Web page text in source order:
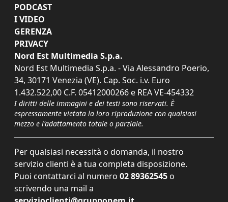
PODCAST
I VIDEO
GERENZA
PRIVACY
Nord Est Multimedia S.p.a.
Nord Est Multimedia S.p.a. - Via Alessandro Poerio,
34, 30171 Venezia (VE). Cap. Soc. i.v. Euro
1.432.522,00 C.F. 05412000266 e REA VE-454332
I diritti delle immagini e dei testi sono riservati. È
espressamente vietata la loro riproduzione con qualsiasi
mezzo e l'adattamento totale o parziale.
Per qualsiasi necessità o domanda, il nostro
servizio clienti è a tua completa disposizione.
Puoi contattarci al numero 02 89362545 o
scrivendo una mail a